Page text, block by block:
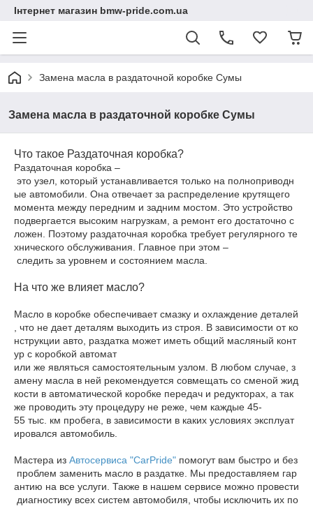
Інтернет магазин bmw-pride.com.ua
Замена масла в раздаточной коробке Сумы
Замена масла в раздаточной коробке Сумы
Что такое Раздаточная коробка?
Раздаточная коробка –
это узел, который устанавливается только на полноприводн
ые автомобили. Она отвечает за распределение крутящего
момента между передним и задним мостом. Это устройство
подвергается высоким нагрузкам, а ремонт его достаточно с
ложен. Поэтому раздаточная коробка требует регулярного те
хнического обслуживания. Главное при этом –
следить за уровнем и состоянием масла.
На что же влияет масло?
Масло в коробке обеспечивает смазку и охлаждение деталей
, что не дает деталям выходить из строя. В зависимости от ко
нструкции авто, раздатка может иметь общий масляный конт
ур с коробкой автомат
или же являться самостоятельным узлом. В любом случае, з
амену масла в ней рекомендуется совмещать со сменой жид
кости в автоматической коробке передач и редукторах, а так
же проводить эту процедуру не реже, чем каждые 45-
55 тыс. км пробега, в зависимости в каких условиях эксплуат
ировался автомобиль.
Мастера из Автосервиса "CarPride" помогут вам быстро и без
проблем заменить масло в раздатке. Мы предоставляем гар
антию на все услуги. Также в нашем сервисе можно провести
диагностику всех систем автомобиля, чтобы исключить их по